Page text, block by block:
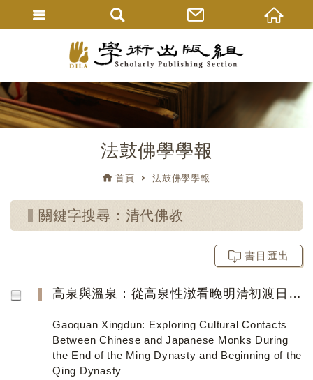
法鼓佛學學報
首頁 法鼓佛學學報
關鍵字搜尋：清代佛教
書目匯出
高泉與溫泉：從高泉性潡看晚明清初渡日華僧的異文化接觸
Gaoquan Xingdun: Exploring Cultural Contacts
Between Chinese and Japanese Monks During
the End of the Ming Dynasty and Beginning of the
Qing Dynasty